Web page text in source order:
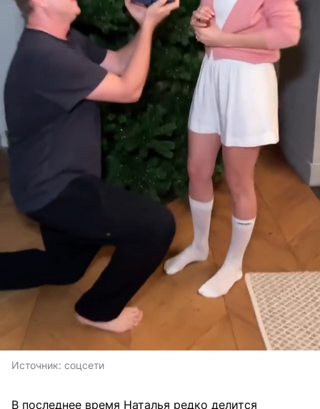
Источник: соцсети
В последнее время Наталья редко делится